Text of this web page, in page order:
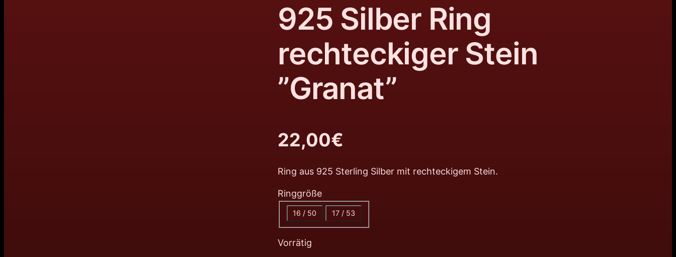
925 Silber Ring
rechteckiger Stein
”Granat”
22,00€
Ring aus 925 Sterling Silber mit rechteckigem Stein.
Ringgröße
16 / 50 17 / 53
Vorrätig